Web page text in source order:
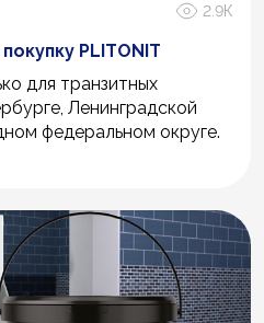
2.9К
PLITONIT
для транзитных
Ленинградской
федеральном округе.